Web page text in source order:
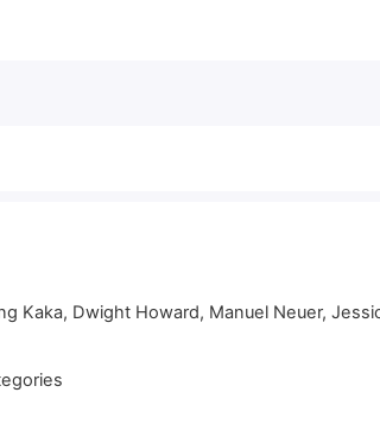
Dwight Howard, Manuel Neuer,